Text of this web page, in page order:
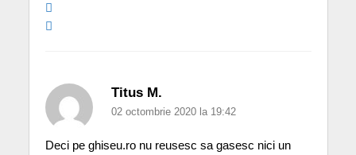
Titus M.
02 octombrie 2020 la 19:42
Deci pe ghiseu.ro nu reusesc sa gasesc nici un